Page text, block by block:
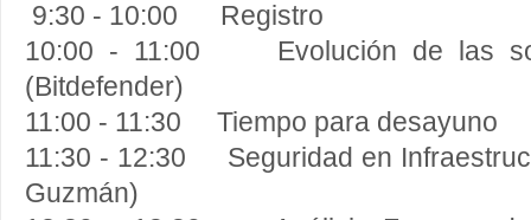
9:30 - 10:00 Registro
10:00 - 11:00 Evolución de las
(Bitdefender)
11:00 - 11:30 Tiempo para desayuno
11:30 - 12:30 Seguridad en
Guzmán)